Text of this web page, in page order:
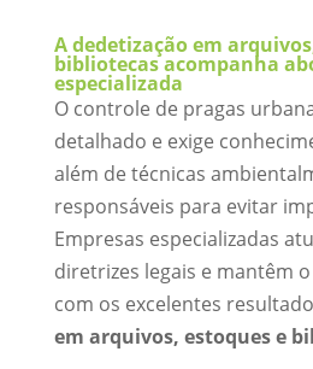
A dedetização em
bibliotecas acompanha
especializada
O controle de pragas
detalhado e exige
além de técnicas
responsáveis para evitar
Empresas especializadas
diretrizes legais e mantêm
com os excelentes
em arquivos, estoques e